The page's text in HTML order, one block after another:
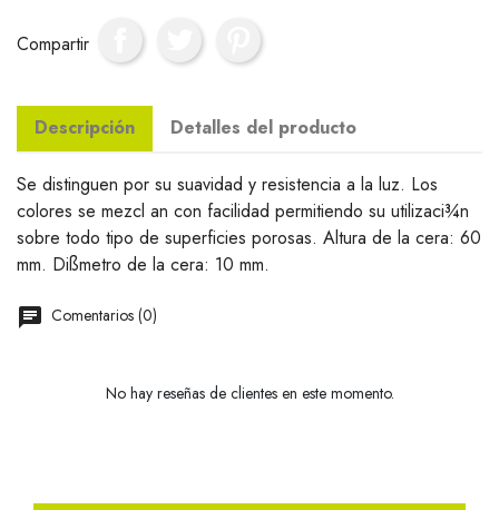
Compartir
Descripción Detalles del producto
Se distinguen por su suavidad y resistencia a la luz. Los
colores se mezcl an con facilidad permitiendo su utilizaci¾n
sobre todo tipo de superficies porosas. Altura de la cera: 60
mm. Dißmetro de la cera: 10 mm.
Comentarios (0)
No hay reseñas de clientes en este momento.